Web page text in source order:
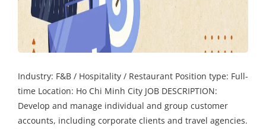
Industry: F&B / Hospitality / Restaurant Position type: Full-
time Location: Ho Chi Minh City JOB DESCRIPTION:
Develop and manage individual and group customer
accounts, including corporate clients and travel agencies.